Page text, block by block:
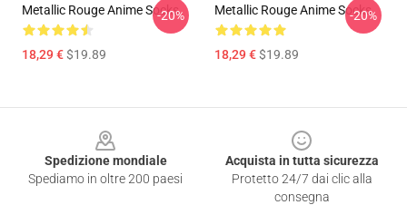
Metallic Rouge Anime Socks
18,29 €$19.89
-20% Metallic Rouge Anime Socks
18,29 €$19.89
-20%
Spedizione mondiale
Spediamo in oltre 200 paesi
Acquista in tutta sicurezza
Protetto 24/7 dai clic alla
consegna